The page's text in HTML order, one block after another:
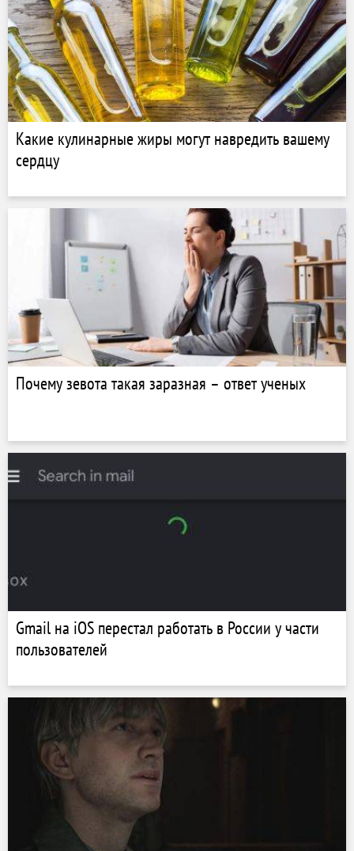
Какие кулинарные жиры могут навредить вашему
сердцу
Почему зевота такая заразная – ответ ученых
Gmail на iOS перестал работать в России у части
пользователей